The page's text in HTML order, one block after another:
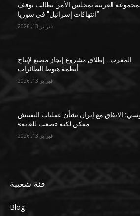
العربية بمجلس الأمن تطالب بوقف
“انتهاكات إسرائيل” في سوريا
فبراير 13, 2026
المغرب.. إطلاق مشروع إنجاز مصنع لإنتاج
أنظمة هبوط الطائرات
فبراير 13, 2026
الاتفاق مع إيران بشأن عمليات التفتيش
ممكن لكنه «صعب للغاية»
فبراير 13, 2026
فئة شعبية
Blog